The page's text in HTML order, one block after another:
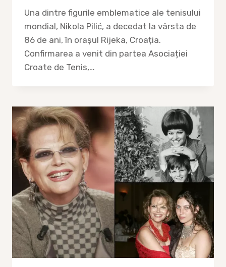
Una dintre figurile emblematice ale tenisului
mondial, Nikola Pilić, a decedat la vârsta de
86 de ani, în orașul Rijeka, Croația.
Confirmarea a venit din partea Asociației
Croate de Tenis,…